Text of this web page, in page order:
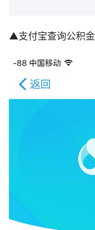
▲支付宝查询公积金